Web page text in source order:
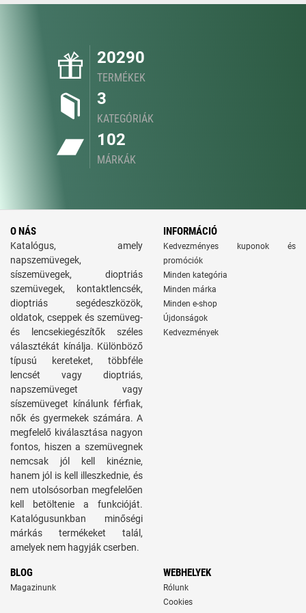
20290
TERMÉKEK
3
KATEGÓRIÁK
102
MÁRKÁK
O NÁS
Katalógus, amely
napszemüvegek,
síszemüvegek, dioptriás
szemüvegek, kontaktlencsék,
dioptriás segédeszközök,
oldatok, cseppek és szemüveg-
és lencsekiegészítők széles
választékát kínálja. Különböző
típusú kereteket, többféle
lencsét vagy dioptriás,
napszemüveget vagy
síszemüveget kínálunk férfiak,
nők és gyermekek számára. A
megfelelő kiválasztása nagyon
fontos, hiszen a szemüvegnek
nemcsak jól kell kinéznie,
hanem jól is kell illeszkednie, és
nem utolsósorban megfelelően
kell betöltenie a funkcióját.
Katalógusunkban minőségi
márkás termékeket talál,
amelyek nem hagyják cserben.
INFORMÁCIÓ
Kedvezményes kuponok és
promóciók
Minden kategória
Minden márka
Minden e-shop
Újdonságok
Kedvezmények
BLOG
Magazinunk
WEBHELYEK
Rólunk
Cookies